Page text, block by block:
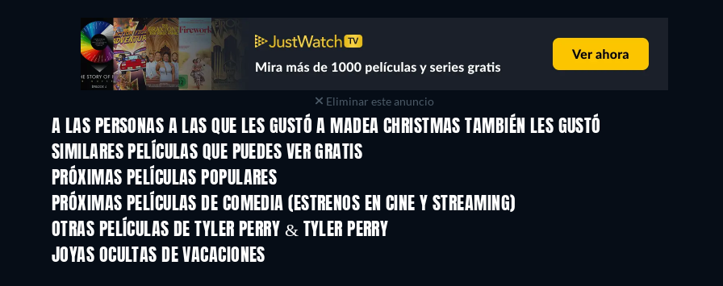
Eliminar este anuncio
A LAS PERSONAS A LAS QUE LES GUSTÓ A MADEA CHRISTMAS TAMBIÉN LES GUSTÓ
SIMILARES PELÍCULAS QUE PUEDES VER GRATIS
PRÓXIMAS PELÍCULAS POPULARES
PRÓXIMAS PELÍCULAS DE COMEDIA (ESTRENOS EN CINE Y STREAMING)
OTRAS PELÍCULAS DE TYLER PERRY & TYLER PERRY
JOYAS OCULTAS DE VACACIONES